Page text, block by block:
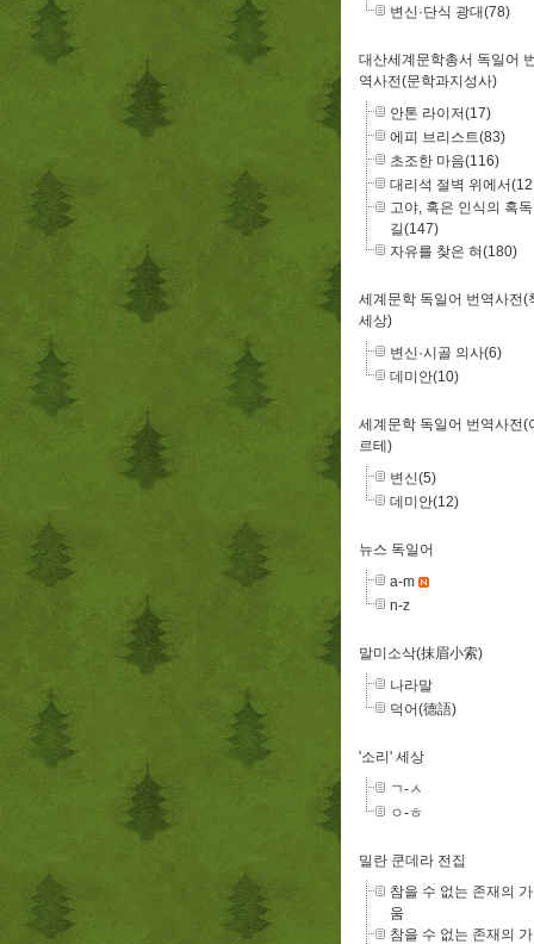
변신·단식 광대(78)
대산세계문학총서 독일어
역사전(문학과지성사)
안톤 라이저(17)
에피 브리스트(83)
초조한 마음(116)
대리석 절벽 위에서
고야, 혹은 인식의 혹
길(147)
자유를 찾은 혀(180)
세계문학 독일어 번역사전(
세상)
변신·시골 의사(6)
데미안(10)
세계문학 독일어 번역사전(
르테)
변신(5)
데미안(12)
뉴스 독일어
a-m
n-z
말미소삭(抹眉小索)
나라말
덕어(德語)
'소리' 세상
ㄱ-ㅅ
ㅇ-ㅎ
밀란 쿤데라 전집
참을 수 없는 존재의
움
참을 수 없는 존재의